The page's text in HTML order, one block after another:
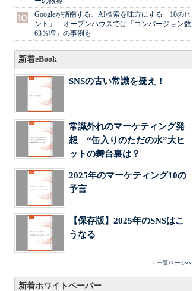
Googleが指南する、AI検索を味方にする「10のヒ
ント」 オープンハウスでは「コンバージョン数
63％増」の事例も
新着eBook
SNSの古い常識を疑え！
常識外れのマーケティング発
想 “缶入りのただの水”大ヒ
ットの舞台裏は？
2025年のマーケティング10の
予言
【保存版】2025年のSNSはこ
うなる
» 一覧ページへ
新着ホワイトペーパー